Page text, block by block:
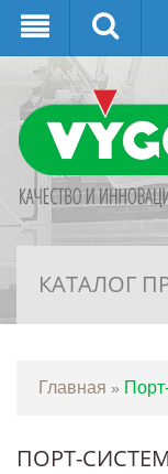
КАТАЛОГ
Главная »
ПОРТ-